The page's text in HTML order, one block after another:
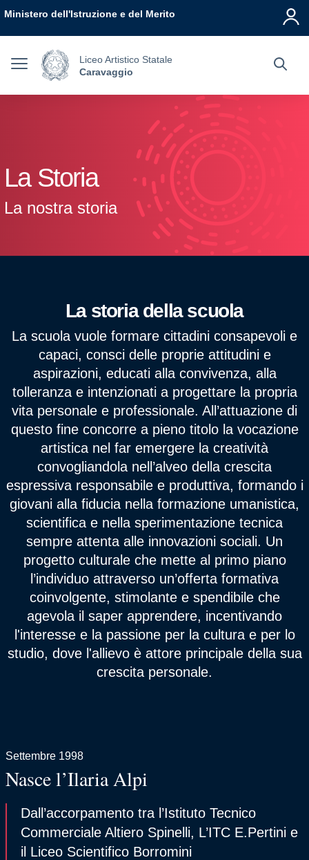
Ministero dell'Istruzione e del Merito
Liceo Artistico Statale
Caravaggio
La Storia
La nostra storia
La storia della scuola
La scuola vuole formare cittadini consapevoli e
capaci, consci delle proprie attitudini e
aspirazioni, educati alla convivenza, alla
tolleranza e intenzionati a progettare la propria
vita personale e professionale. All’attuazione di
questo fine concorre a pieno titolo la vocazione
artistica nel far emergere la creatività
convogliandola nell’alveo della crescita
espressiva responsabile e produttiva, formando i
giovani alla fiducia nella formazione umanistica,
scientifica e nella sperimentazione tecnica
sempre attenta alle innovazioni sociali. Un
progetto culturale che mette al primo piano
l’individuo attraverso un’offerta formativa
coinvolgente, stimolante e spendibile che
agevola il saper apprendere, incentivando
l'interesse e la passione per la cultura e per lo
studio, dove l'allievo è attore principale della sua
crescita personale.
Settembre 1998
Nasce l’Ilaria Alpi
Dall’accorpamento tra l’Istituto Tecnico
Commerciale Altiero Spinelli, L’ITC E.Pertini e
il Liceo Scientifico Borromini